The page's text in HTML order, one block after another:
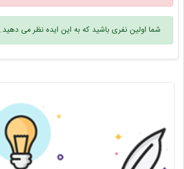
شما اولین نفری باشید که به این ایده نظر می دهید.